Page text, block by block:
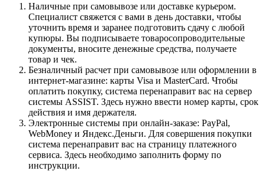
Наличные при самовывозе или доставке курьером.
Специалист свяжется с вами в день доставки, чтобы
уточнить время и заранее подготовить сдачу с любой
купюры. Вы подписываете товаросопроводительные
документы, вносите денежные средства, получаете
товар и чек.
Безналичный расчет при самовывозе или оформлении в
интернет-магазине: карты Visa и MasterCard. Чтобы
оплатить покупку, система перенаправит вас на сервер
системы ASSIST. Здесь нужно ввести номер карты, срок
действия и имя держателя.
Электронные системы при онлайн-заказе: PayPal,
WebMoney и Яндекс.Деньги. Для совершения покупки
система перенаправит вас на страницу платежного
сервиса. Здесь необходимо заполнить форму по
инструкции.